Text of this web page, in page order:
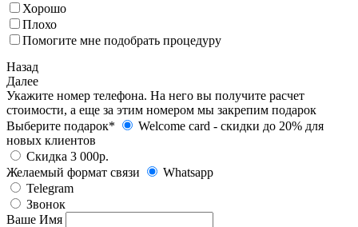
Хорошо
Плохо
Помогите мне подобрать процедуру
Назад
Далее
Укажите номер телефона. На него вы получите расчет
стоимости, а еще за этим номером мы закрепим подарок
Выберите подарок*
Welcome card - cкидки до 20% для
новых клиентов
Скидка 3 000р.
Желаемый формат связи
Whatsapp
Telegram
Звонок
Ваше Имя